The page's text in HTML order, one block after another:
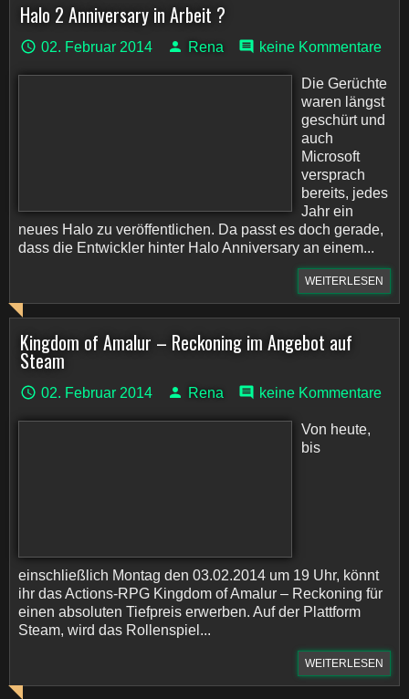
Halo 2 Anniversary in Arbeit ?
02. Februar 2014 Rena keine Kommentare
Die Gerüchte
waren längst
geschürt und
auch
Microsoft
versprach
bereits, jedes
Jahr ein
neues Halo zu veröffentlichen. Da passt es doch gerade,
dass die Entwickler hinter Halo Anniversary an einem...
WEITERLESEN
Kingdom of Amalur – Reckoning im Angebot auf
Steam
02. Februar 2014 Rena keine Kommentare
Von heute,
bis
einschließlich Montag den 03.02.2014 um 19 Uhr, könnt
ihr das Actions-RPG Kingdom of Amalur – Reckoning für
einen absoluten Tiefpreis erwerben. Auf der Plattform
Steam, wird das Rollenspiel...
WEITERLESEN